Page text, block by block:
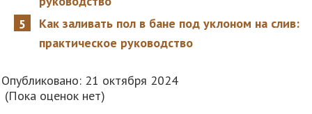
Как заливать пол в бане под уклоном на слив:
практическое руководство
Опубликовано: 21 октября 2024
(Пока оценок нет)